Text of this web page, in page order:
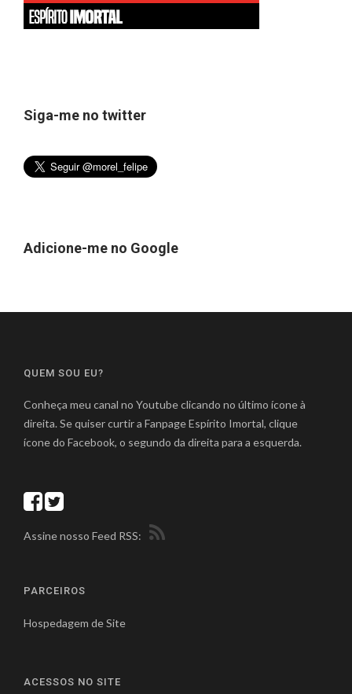
Siga-me no twitter
Adicione-me no Google
QUEM SOU EU?
Conheça meu canal no Youtube clicando no último ícone à
direita. Se quiser curtir a Fanpage Espírito Imortal, clique
ícone do Facebook, o segundo da direita para a esquerda.
Assine nosso Feed RSS:
PARCEIROS
Hospedagem de Site
ACESSOS NO SITE